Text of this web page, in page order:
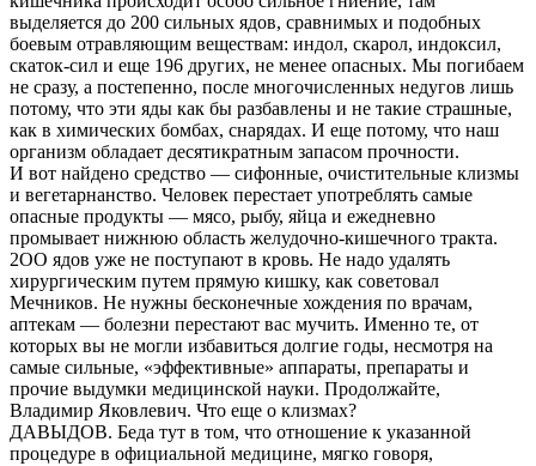
выделяется до 200 сильных ядов, сравнимых и подобных
боевым отравляющим веществам: индол, скарол, индоксил,
скаток-сил и еще 196 других, не менее опасных. Мы погибаем
не сразу, а постепенно, после многочисленных недугов лишь
потому, что эти яды как бы разбавлены и не такие страшные,
как в химических бомбах, снарядах. И еще потому, что наш
организм обладает десятикратным запасом прочности.
И вот найдено средство — сифонные, очистительные клизмы
и вегетарнанство. Человек перестает употреблять самые
опасные продукты — мясо, рыбу, яйца и ежедневно
промывает нижнюю область желудочно-кишечного тракта.
2ОО ядов уже не поступают в кровь. Не надо удалять
хирургическим путем прямую кишку, как советовал
Мечников. He нужны бесконечные хождения по врачам,
аптекам — болезни перестают вас мучить. Именно те, от
которых вы не могли избавиться долгие годы, несмотря на
самые сильные, «эффективные» аппараты, препараты и
прочие выдумки медицинской науки. Продолжайте,
Владимир Яковлевич. Что еще о клизмах?
ДАВЫДОВ. Беда тут в том, что отношение к указанной
процедуре в официальной медицине, мягко говоря,